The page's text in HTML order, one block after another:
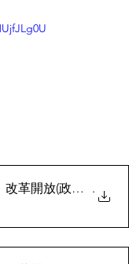
革開放(政治關係)
.